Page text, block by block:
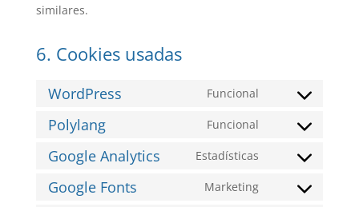
similares.
6. Cookies usadas
WordPress Funcional
Consent
wordpress
Polylang Funcional
Consent
polylang
Google Analytics Estadísticas
Consent
Google Fonts Marketing
Consent